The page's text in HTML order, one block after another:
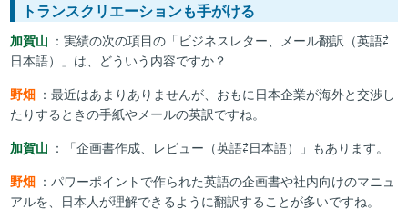
トランスクリエーションも手がける
加賀山 ：実績の次の項目の「ビジネスレター、メール翻訳（英語⇄
日本語）」は、どういう内容ですか？
野畑 ：最近はあまりありませんが、おもに日本企業が海外と交渉し
たりするときの手紙やメールの英訳ですね。
加賀山 ：「企画書作成、レビュー（英語⇄日本語）」もあります。
野畑 ：パワーポイントで作られた英語の企画書や社内向けのマニュ
アルを、日本人が理解できるように翻訳することが多いですね。